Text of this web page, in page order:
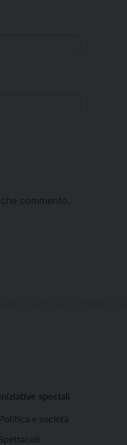
commento.
Iniziative speciali
Politica e società